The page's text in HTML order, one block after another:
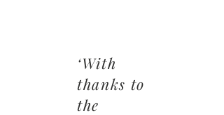
‘With
thanks to
the